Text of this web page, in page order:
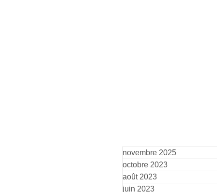
novembre 2025
octobre 2023
août 2023
juin 2023